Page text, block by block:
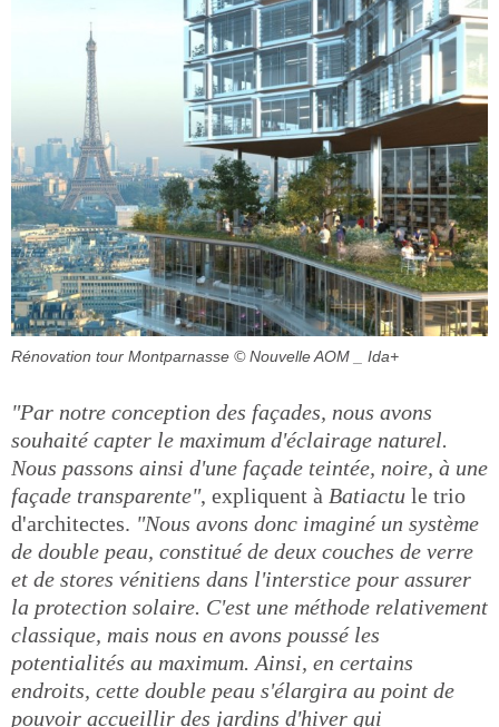
Rénovation tour Montparnasse © Nouvelle AOM _ Ida+
"Par notre conception des façades, nous avons
souhaité capter le maximum d'éclairage naturel.
Nous passons ainsi d'une façade teintée, noire, à une
façade transparente", expliquent à Batiactu le trio
d'architectes. "Nous avons donc imaginé un système
de double peau, constitué de deux couches de verre
et de stores vénitiens dans l'interstice pour assurer
la protection solaire. C'est une méthode relativement
classique, mais nous en avons poussé les
potentialités au maximum. Ainsi, en certains
endroits, cette double peau s'élargira au point de
pouvoir accueillir des jardins d'hiver qui